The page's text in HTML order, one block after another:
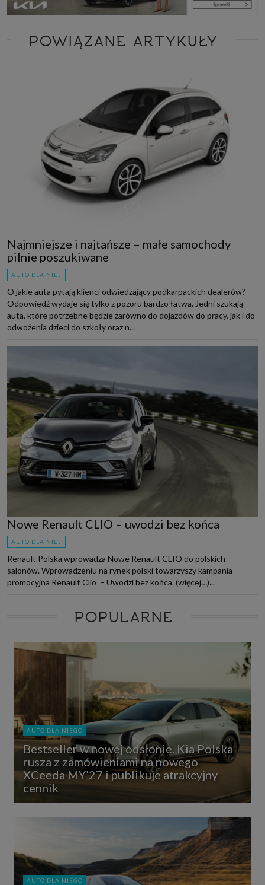
POWIĄZANE ARTYKUŁY
Najmniejsze i najtańsze – małe samochody
pilnie poszukiwane
AUTO DLA NIEJ
O jakie auta pytają klienci odwiedzający podkarpackich dealerów?
Odpowiedź wydaje się tylko z pozoru bardzo łatwa. Jedni szukają
auta, które potrzebne będzie zarówno do dojazdów do pracy, jak i do
odwożenia dzieci do szkoły oraz n...
Nowe Renault CLIO – uwodzi bez końca
AUTO DLA NIEJ
Renault Polska wprowadza Nowe Renault CLIO do polskich
salonów. Wprowadzeniu na rynek polski towarzyszy kampania
promocyjna Renault Clio – Uwodzi bez końca. (więcej…)...
POPULARNE
AUTO DLA NIEGO
Bestseller w nowej odsłonie. Kia Polska
rusza z zamówieniami na nowego
XCeeda MY’27 i publikuje atrakcyjny
cennik
AUTO DLA NIEGO